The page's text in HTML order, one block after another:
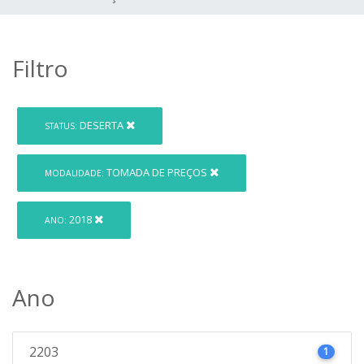
Filtro
STATUS: DESERTA
MODALIDADE: TOMADA DE PREÇOS
ANO: 2018
Ano
2203 1